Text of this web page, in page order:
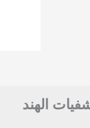
الهند